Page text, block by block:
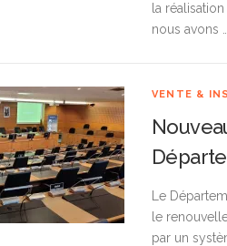
la
nous avons …
VENTE &
Le
le
par un